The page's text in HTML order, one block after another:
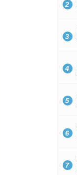
2
3
4
5
6
7